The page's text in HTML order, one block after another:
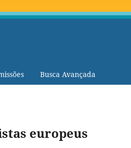
Busca Avançada
europeus